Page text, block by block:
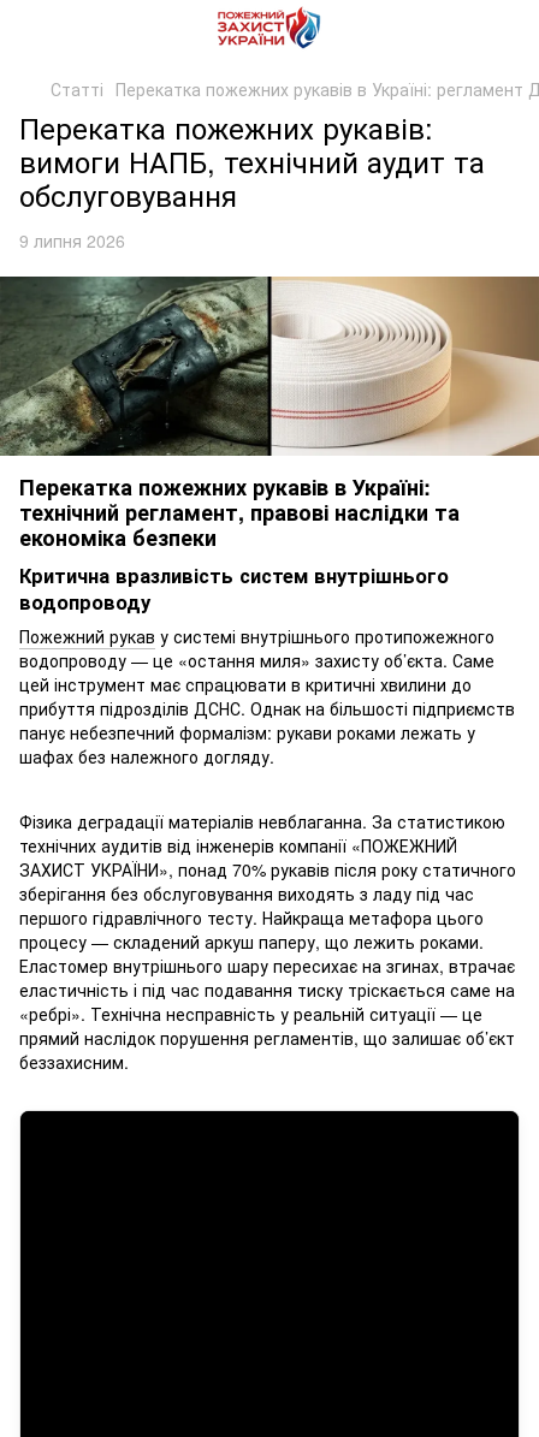
Статті Перекатка пожежних рукавів в Україні:
Перекатка пожежних рукавів:
вимоги НАПБ, технічний аудит та
обслуговування
9 липня 2026
Перекатка пожежних рукавів в Україні:
технічний регламент, правові наслідки та
економіка безпеки
Критична вразливість систем внутрішнього
водопроводу
Пожежний рукав у системі внутрішнього протипожежного
водопроводу — це «остання миля» захисту об’єкта. Саме
цей інструмент має спрацювати в критичні хвилини до
прибуття підрозділів ДСНС. Однак на більшості підприємств
панує небезпечний формалізм: рукави роками лежать у
шафах без належного догляду.
Фізика деградації матеріалів невблаганна. За статистикою
технічних аудитів від інженерів компанії «ПОЖЕЖНИЙ
ЗАХИСТ УКРАЇНИ», понад 70% рукавів після року статичного
зберігання без обслуговування виходять з ладу під час
першого гідравлічного тесту. Найкраща метафора цього
процесу — складений аркуш паперу, що лежить роками.
Еластомер внутрішнього шару пересихає на згинах, втрачає
еластичність і під час подавання тиску тріскається саме на
«ребрі». Технічна несправність у реальній ситуації — це
прямий наслідок порушення регламентів, що залишає об’єкт
беззахисним.